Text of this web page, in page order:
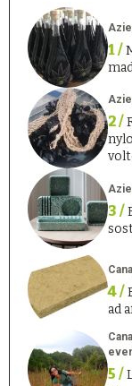
1 /
2 /
3 /
4 /
ad
5 /